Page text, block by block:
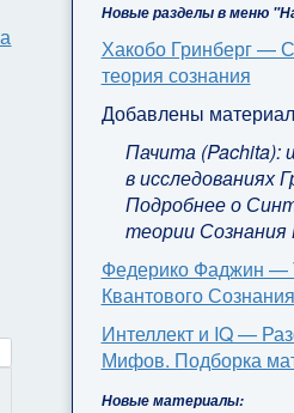
строк:
Новые разделы в меню
Хакобо Гринберг —
теория сознания
Добавлены
Пачита (Pachita):
в исследованиях
Подробнее о
теории Сознания
Федерико Фаджин —
Квантового Сознания
Интеллект и IQ —
Мифов. Подборка
Новые материалы: